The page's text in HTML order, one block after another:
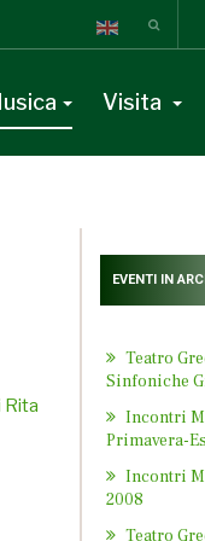
Visita
EVENTI IN
Teatro
Sinfoniche
Incontri
Primavera-
Incontri
2008
Teatro